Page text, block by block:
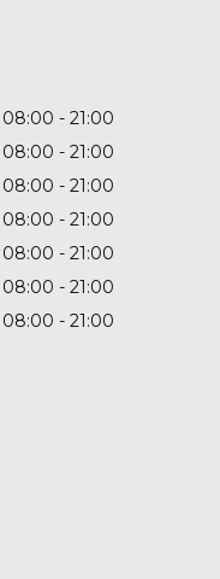
08:00
21:00
08:00
21:00
08:00
21:00
08:00
21:00
08:00
21:00
08:00
21:00
08:00 21:00